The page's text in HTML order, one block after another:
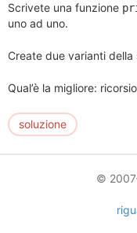
Scrivete una funzione
uno ad uno.
Create due varianti
Qual’è la migliore:
soluzione
©